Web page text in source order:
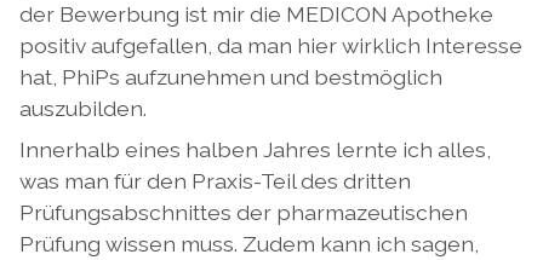
der Bewerbung ist mir die MEDICON Apotheke
positiv aufgefallen, da man hier wirklich Interesse
hat, PhiPs aufzunehmen und bestmöglich
auszubilden.
Innerhalb eines halben Jahres lernte ich alles,
was man für den Praxis-Teil des dritten
Prüfungsabschnittes der pharmazeutischen
Prüfung wissen muss. Zudem kann ich sagen,